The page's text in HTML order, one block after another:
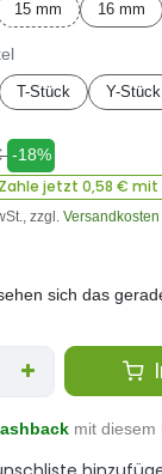
15 mm 16 mm
T-Stück Y-Stück
-18%
Zahle jetzt 0,58 € mit
zzgl. Versandkosten
sich das
mit diesem